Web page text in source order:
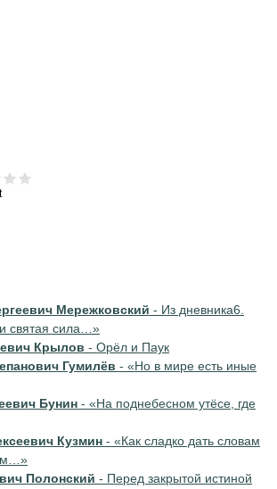
Мережковский - Из дневника6.
святая сила…»
Крылов - Орёл и Паук
Гумилёв - «Но в мире есть иные
Бунин - «На поднебесном утёсе, где
Кузмин - «Как сладко дать словам
Полонский - Перед закрытой истиной